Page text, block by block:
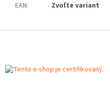
EAN: Zvoľte variant